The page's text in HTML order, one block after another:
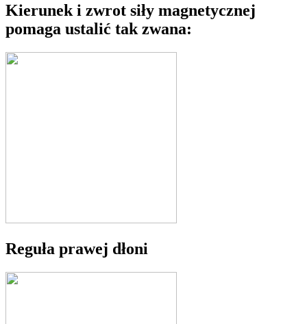
Kierunek i zwrot siły magnetycznej
pomaga ustalić tak zwana:
Reguła prawej dłoni